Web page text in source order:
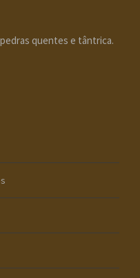
quentes e tântrica.